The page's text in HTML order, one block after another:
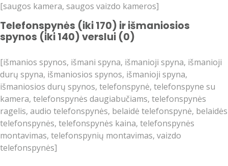
[saugos kamera, saugos vaizdo kameros]
Telefonspynės (iki 170) ir išmaniosios
spynos (iki 140) verslui (0)
[išmanios spynos, išmani spyna, išmanioji spyna, išmanioji
durų spyna, išmaniosios spynos, išmanioji spyna,
išmaniosios durų spynos, telefonspynė, telefonspyne su
kamera, telefonspynės daugiabučiams, telefonspynės
ragelis, audio telefonspynės, belaidė telefonspynė, belaidės
telefonspynės, telefonspynės kaina, telefonspynės
montavimas, telefonspynių montavimas, vaizdo
telefonspynės]